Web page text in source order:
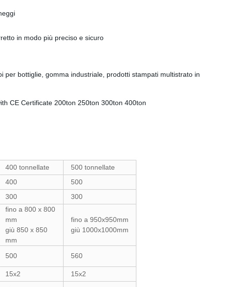
in modo più preciso e sicuro
bottiglie, gomma industriale, prodotti stampati multistrato in
400 tonnellate
500 tonnellate
400
500
300 300
fino a 800 x 800
mm
giù 850 x 850
mm
fino a 950x950mm
giù 1000x1000mm
500 560
15x2
15x2